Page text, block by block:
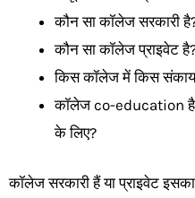
कौन सा कॉलेज सरकारी
कौन सा कॉलेज प्राइवेट
किस कॉलेज में किस संकाय
कॉलेज co-education है
के लिए?
कॉलेज सरकारी हैं या प्राइवेट